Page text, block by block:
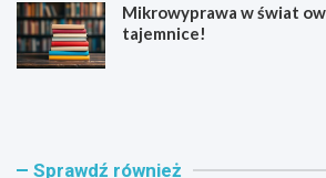
Mikrowyprawa w świat
tajemnice!
Z
y
S
r Sprawdź również